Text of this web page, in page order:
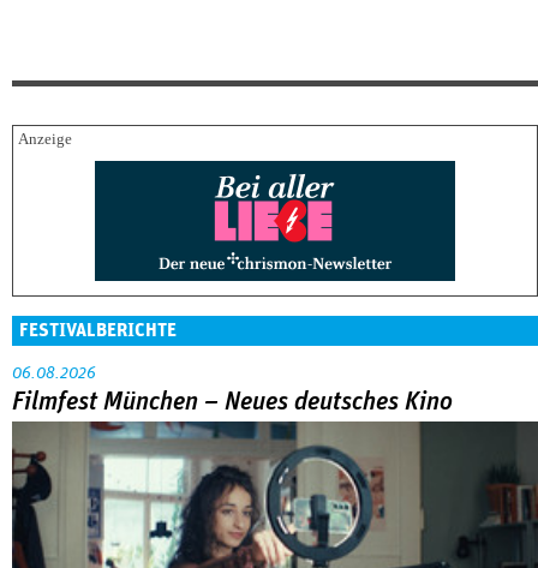
FESTIVALBERICHTE
06.08.2026
Filmfest München – Neues deutsches Kino